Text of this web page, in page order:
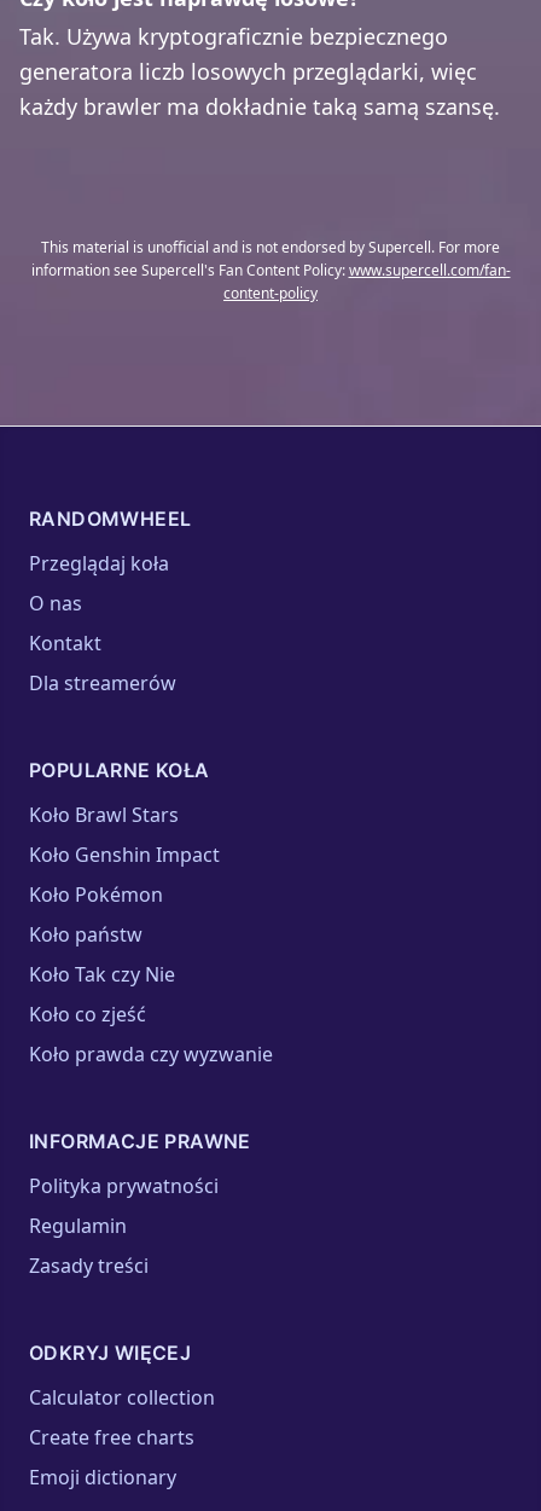
Tak. Używa kryptograficznie bezpiecznego
generatora liczb losowych przeglądarki, więc
każdy brawler ma dokładnie taką samą szansę.
This material is unofficial and is not endorsed by Supercell. For more
information see Supercell's Fan Content Policy:www.supercell.com/fan-
content-policy
RANDOMWHEEL
Przeglądaj koła
O nas
Kontakt
Dla streamerów
POPULARNE KOŁA
Koło Brawl Stars
Koło Genshin Impact
Koło Pokémon
Koło państw
Koło Tak czy Nie
Koło co zjeść
Koło prawda czy wyzwanie
INFORMACJE PRAWNE
Polityka prywatności
Regulamin
Zasady treści
ODKRYJ WIĘCEJ
Calculator collection
Create free charts
Emoji dictionary